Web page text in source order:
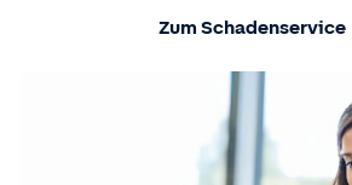
Zum Schadenservice